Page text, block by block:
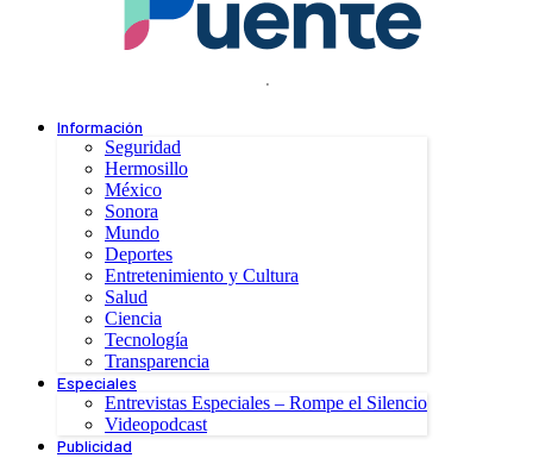
.
Información
Seguridad
Hermosillo
México
Sonora
Mundo
Deportes
Entretenimiento y Cultura
Salud
Ciencia
Tecnología
Transparencia
Especiales
Entrevistas Especiales – Rompe el Silencio
Videopodcast
Publicidad